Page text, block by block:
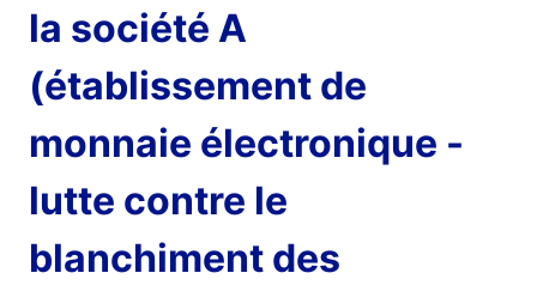
la société A
(établissement de
monnaie électronique -
lutte contre le
blanchiment des